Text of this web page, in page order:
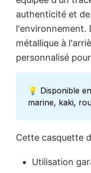
authenticité et
l'environnement.
métallique à
personnalisé
💡 Disponible
marine, kaki,
Cette casquette
Utilisation